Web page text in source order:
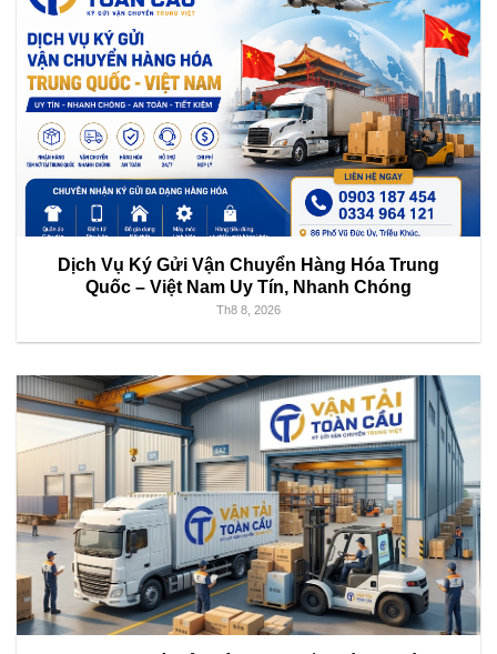
Dịch Vụ Ký Gửi Vận Chuyển Hàng Hóa Trung
Quốc – Việt Nam Uy Tín, Nhanh Chóng
Th8 8, 2026